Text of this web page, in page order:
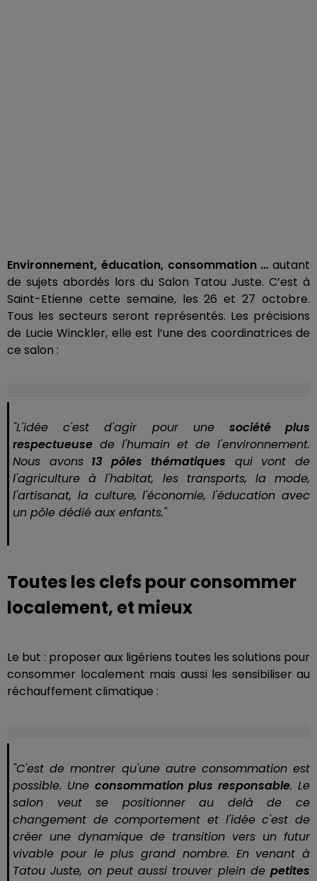
Environnement, éducation, consommation … autant
de sujets abordés lors du Salon Tatou Juste. C’est à
Saint-Etienne cette semaine, les 26 et 27 octobre.
Tous les secteurs seront représentés. Les précisions
de Lucie Winckler, elle est l’une des coordinatrices de
ce salon :
"L'idée c'est d'agir pour une société plus
respectueuse de l'humain et de l'environnement.
Nous avons13 pôles thématiques qui vont de
l'agriculture à l'habitat, les transports, la mode,
l'artisanat, la culture, l'économie, l'éducation avec
un pôle dédié aux enfants."
Toutes les clefs pour consommer
localement, et mieux
Le but : proposer aux ligériens toutes les solutions pour
consommer localement mais aussi les sensibiliser au
réchauffement climatique :
"C'est de montrer qu'une autre consommation est
possible. Une consommation plus responsable. Le
salon veut se positionner au delà de ce
changement de comportement et l'idée c'est de
créer une dynamique de transition vers un futur
vivable pour le plus grand nombre. En venant à
Tatou Juste, on peut aussi trouver plein de petites